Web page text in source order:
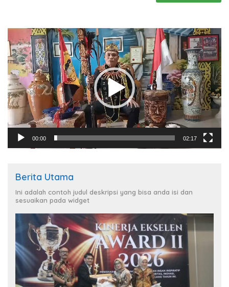
Pemutar
Video
00:00 02:17
Berita Utama
Ini adalah contoh judul deskripsi yang bisa anda isi dan
sesuaikan pada widget